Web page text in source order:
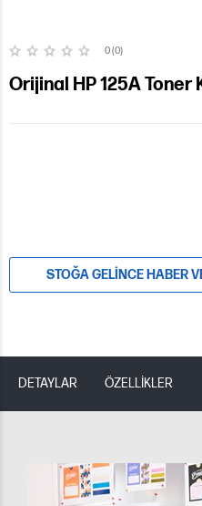
0 (0)
Orijinal HP 125A Toner
STOĞA GELINCE HABER
DETAYLAR ÖZELLİKLER